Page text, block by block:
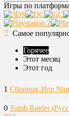
Игры по
Самое
Горячее
Этот месяц
Этот год
1 Сборник Игр
0 Tomb Raider